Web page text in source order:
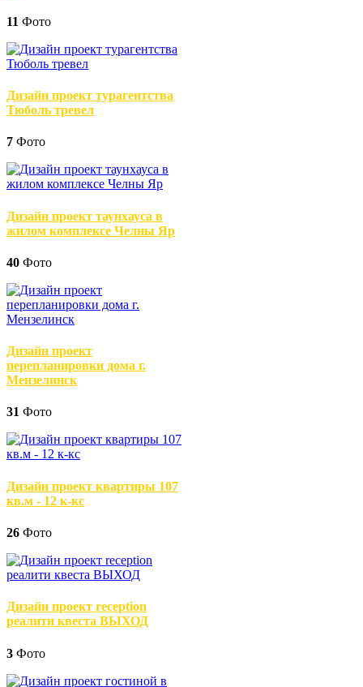
11 Фото
Дизайн проект турагентства
Тюболь тревел
7 Фото
Дизайн проект таунхауса в
жилом комплексе Челны Яр
40 Фото
Дизайн проект
перепланировки дома г.
Мензелинск
31 Фото
Дизайн проект квартиры 107
кв.м - 12 к-кс
26 Фото
Дизайн проект reception
реалити квеста ВЫХОД
3 Фото